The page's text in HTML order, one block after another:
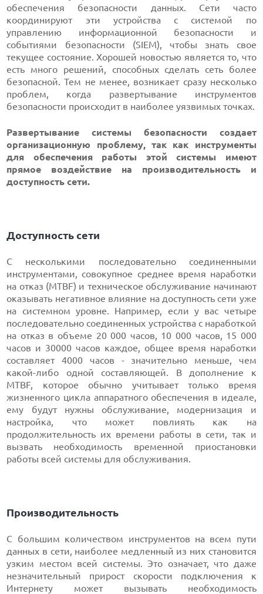
обеспечения безопасности данных. Сети часто
координируют эти устройства с системой по
управлению информационной безопасности и
событиями безопасности (SIEM), чтобы знать свое
текущее состояние. Хорошей новостью является то, что
есть много решений, способных сделать сеть более
безопасной. Тем не менее, возникает сразу несколько
проблем, когда развертывание инструментов
безопасности происходит в наиболее уязвимых точках.
Развертывание системы безопасности создает
организационную проблему, так как инструменты
для обеспечения работы этой системы имеют
прямое воздействие на производительность и
доступность сети.
Доступность сети
С несколькими последовательно соединенными
инструментами, совокупное среднее время наработки
на отказ (MTBF) и техническое обслуживание начинают
оказывать негативное влияние на доступность сети уже
на системном уровне. Например, если у вас четыре
последовательно соединенных устройства с наработкой
на отказ в объеме 20 000 часов, 10 000 часов, 15 000
часов и 30000 часов каждое, общее время наработки
составляет 4000 часов - значительно меньше, чем
какой-либо одной составляющей. В дополнение к
MTBF, которое обычно учитывает только время
жизненного цикла аппаратного обеспечения в идеале,
ему будут нужны обслуживание, модернизация и
настройка, что может повлиять как на
продолжительность их времени работы в сети, так и
вызвать необходимость временной приостановки
работы всей системы для обслуживания.
Производительность
С большим количеством инструментов на всем пути
данных в сети, наиболее медленный из них становится
узким местом всей системы. Это означает, что даже
незначительный прирост скорости подключения к
Интернету может вызывать необходимость